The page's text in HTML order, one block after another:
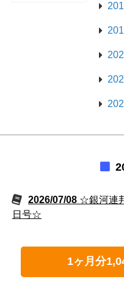
2026/07/08 ☆銀河連
日号☆
1ヶ月分